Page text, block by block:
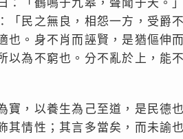
：「鶴鳴于九皋，聲聞于天。
「民之無良，相怨一方，受爵
也。身不肖而誣賢，是猶傴伸
以為不窮也。分不亂於上，能
寶，以養生為己至道，是民德
其情性；其言多當矣，而未諭